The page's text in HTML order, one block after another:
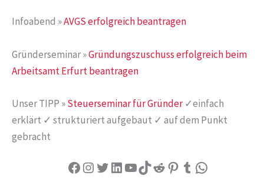
Infoabend »AVGS erfolgreich beantragen
Gründerseminar »Gründungszuschuss erfolgreich beim
Arbeitsamt Erfurt beantragen
Unser TIPP »Steuerseminar für Gründer✓einfach
erklärt ✓ strukturiert aufgebaut ✓ auf dem Punkt
gebracht
Facebook
Instagram
Twitter
LinkedIn
YouTube
TikTok
Reddit
Pinterest
Tumblr
WhatsApp